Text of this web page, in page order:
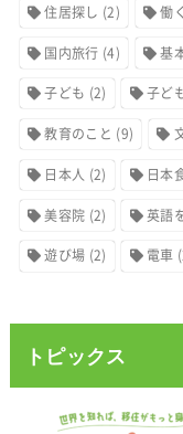
住居探し (2) 働
国内旅行 (4) 基
子ども (2) 子ど
教育のこと (9)
日本人 (2) 日本
美容院 (2) 英語
遊び場 (2) 電車
トピックス